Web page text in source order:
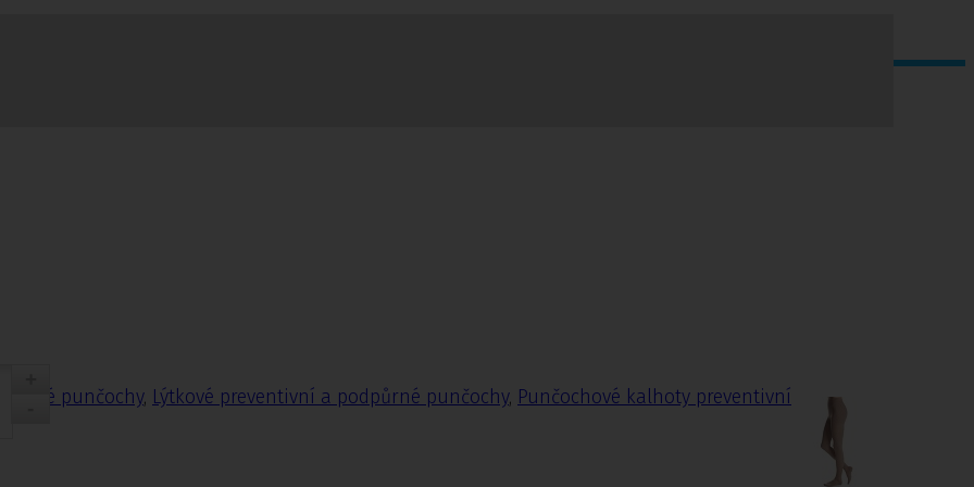
punčochy, Lýtkové preventivní a podpůrné punčochy, Punčochové kalhoty preventivní